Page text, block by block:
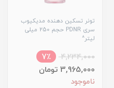
تونر تسکین دهنده مدیکیوب
سری PDNR حجم 250 میلی
لیتر^
4,234,000
7٪
3,965,000 تومان
ناموجود